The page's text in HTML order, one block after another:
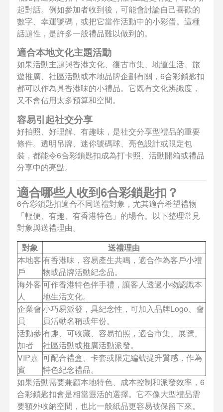
起對話。例如參加者收到後，可能會討論自己喜歡的
數字、幸運號碼，或把它當作活動中的小彩蛋。這種
話題性，是許多一般禮品難以做到的。
適合本地文化主題活動
如果活動主題與香港文化、復古市集、地道生活、旅
遊推廣、社區活動或本地品牌企劃有關，6合彩鎖匙扣
都可以作為具香港味的小禮品。它既有文化辨識度，
又不會佔用太多預算和空間。
容易引起社交分享
好拍照、好理解、有趣味，是社交分享型禮品的重要
條件。透明吊牌、迷你號碼球、亮色設計或限定包
裝，都能令6合彩鎖匙扣成為打卡照、活動開箱或禮品
分享中的亮點。
適合哪些人收到6合彩鎖匙扣？
6合彩鎖匙扣適合不同送禮對象，尤其適合希望禮物
「輕便、有趣、有香港特色」的場合。以下整理常見
對象與送禮理由。
對象
送禮理由
本地客
戶
有香港味，容易產生共鳴，適合作為客戶小禮
物或品牌活動紀念品。
海外客
人
可作香港特色伴手禮，讓客人透過小物認識本
地生活文化。
企業會
員
小巧易派發，具紀念性，可加入品牌Logo、會
員活動名稱或年份。
活動參
加者
有趣、可收藏、容易拍照，適合市集、展覽、
社區活動或推廣活動派發。
VIP嘉
賓
可配合禮盒、卡套或限定編號提升質感，作為
特色紀念禮品。
如果活動需要兼顧本地特色、成本控制和派發效率，6
合彩鎖匙扣會是相當靈活的選擇。它不像大型禮品需
要額外收納空間，也比一般紙品更容易被保留下來。